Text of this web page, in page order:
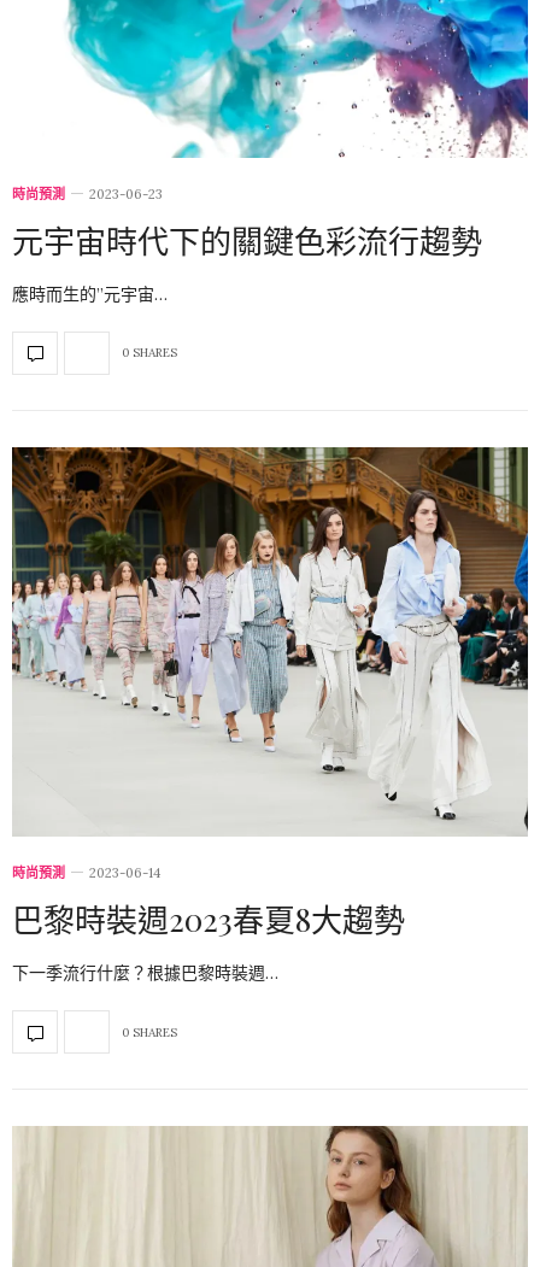
時尚預測 2023-06-23
元宇宙時代下的關鍵色彩流行趨勢
應時而生的”元宇宙…
0 SHARES
時尚預測 2023-06-14
巴黎時裝週2023春夏8大趨勢
下一季流行什麼？根據巴黎時裝週…
0 SHARES